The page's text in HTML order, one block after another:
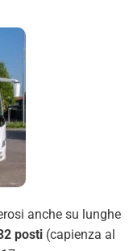
anche su lunghe
posti (capienza al